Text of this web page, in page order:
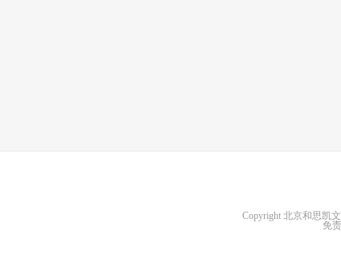
Copyright 北京和思凯
免